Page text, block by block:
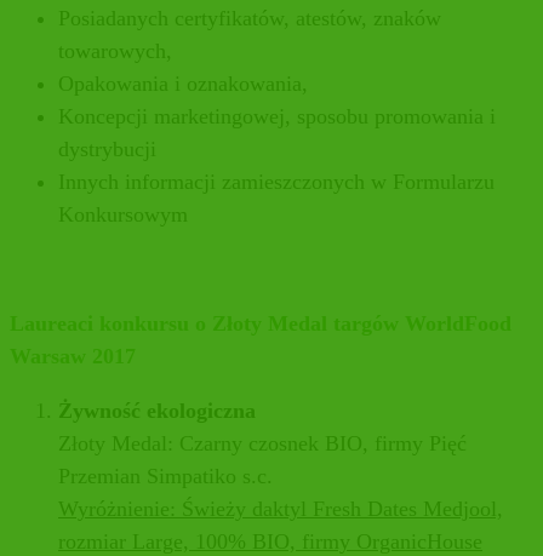
Posiadanych certyfikatów, atestów, znaków
towarowych,
Opakowania i oznakowania,
Koncepcji marketingowej, sposobu promowania i
dystrybucji
Innych informacji zamieszczonych w Formularzu
Konkursowym
Laureaci konkursu o Złoty Medal targów WorldFood
Warsaw 2017
Żywność ekologiczna
Złoty Medal: Czarny czosnek BIO, firmy Pięć
Przemian Simpatiko s.c.
Wyróżnienie: Świeży daktyl Fresh Dates Medjool,
rozmiar Large, 100% BIO, firmy OrganicHouse